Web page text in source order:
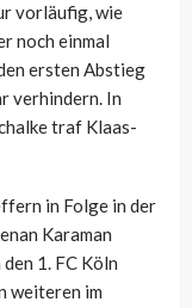
vorläufig, wie
noch einmal
ersten Abstieg
verhindern. In
traf Klaas-
in Folge in der
Karaman
1. FC Köln
weiteren im